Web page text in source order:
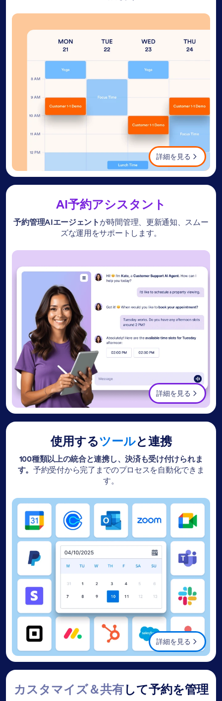
詳細を見る
AI予約アシスタント
予約管理AIエージェント が時間管理、更新通知、スムー
ズな運用をサポートします。
詳細を見る
使用するツールと連携
100種類以上の統合と連携し、決済も受け付けられま
す。予約受付から完了までのプロセスを自動化できま
す。
詳細を見る
カスタマイズ＆共有して予約を管理